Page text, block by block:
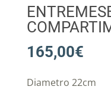
165,00€
Diametro 22cm